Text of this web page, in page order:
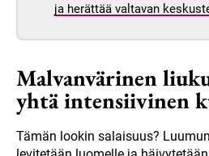
ja herättää valtavan
Malvanvärinen
yhtä intensiivinen
Tämän lookin salaisuus?